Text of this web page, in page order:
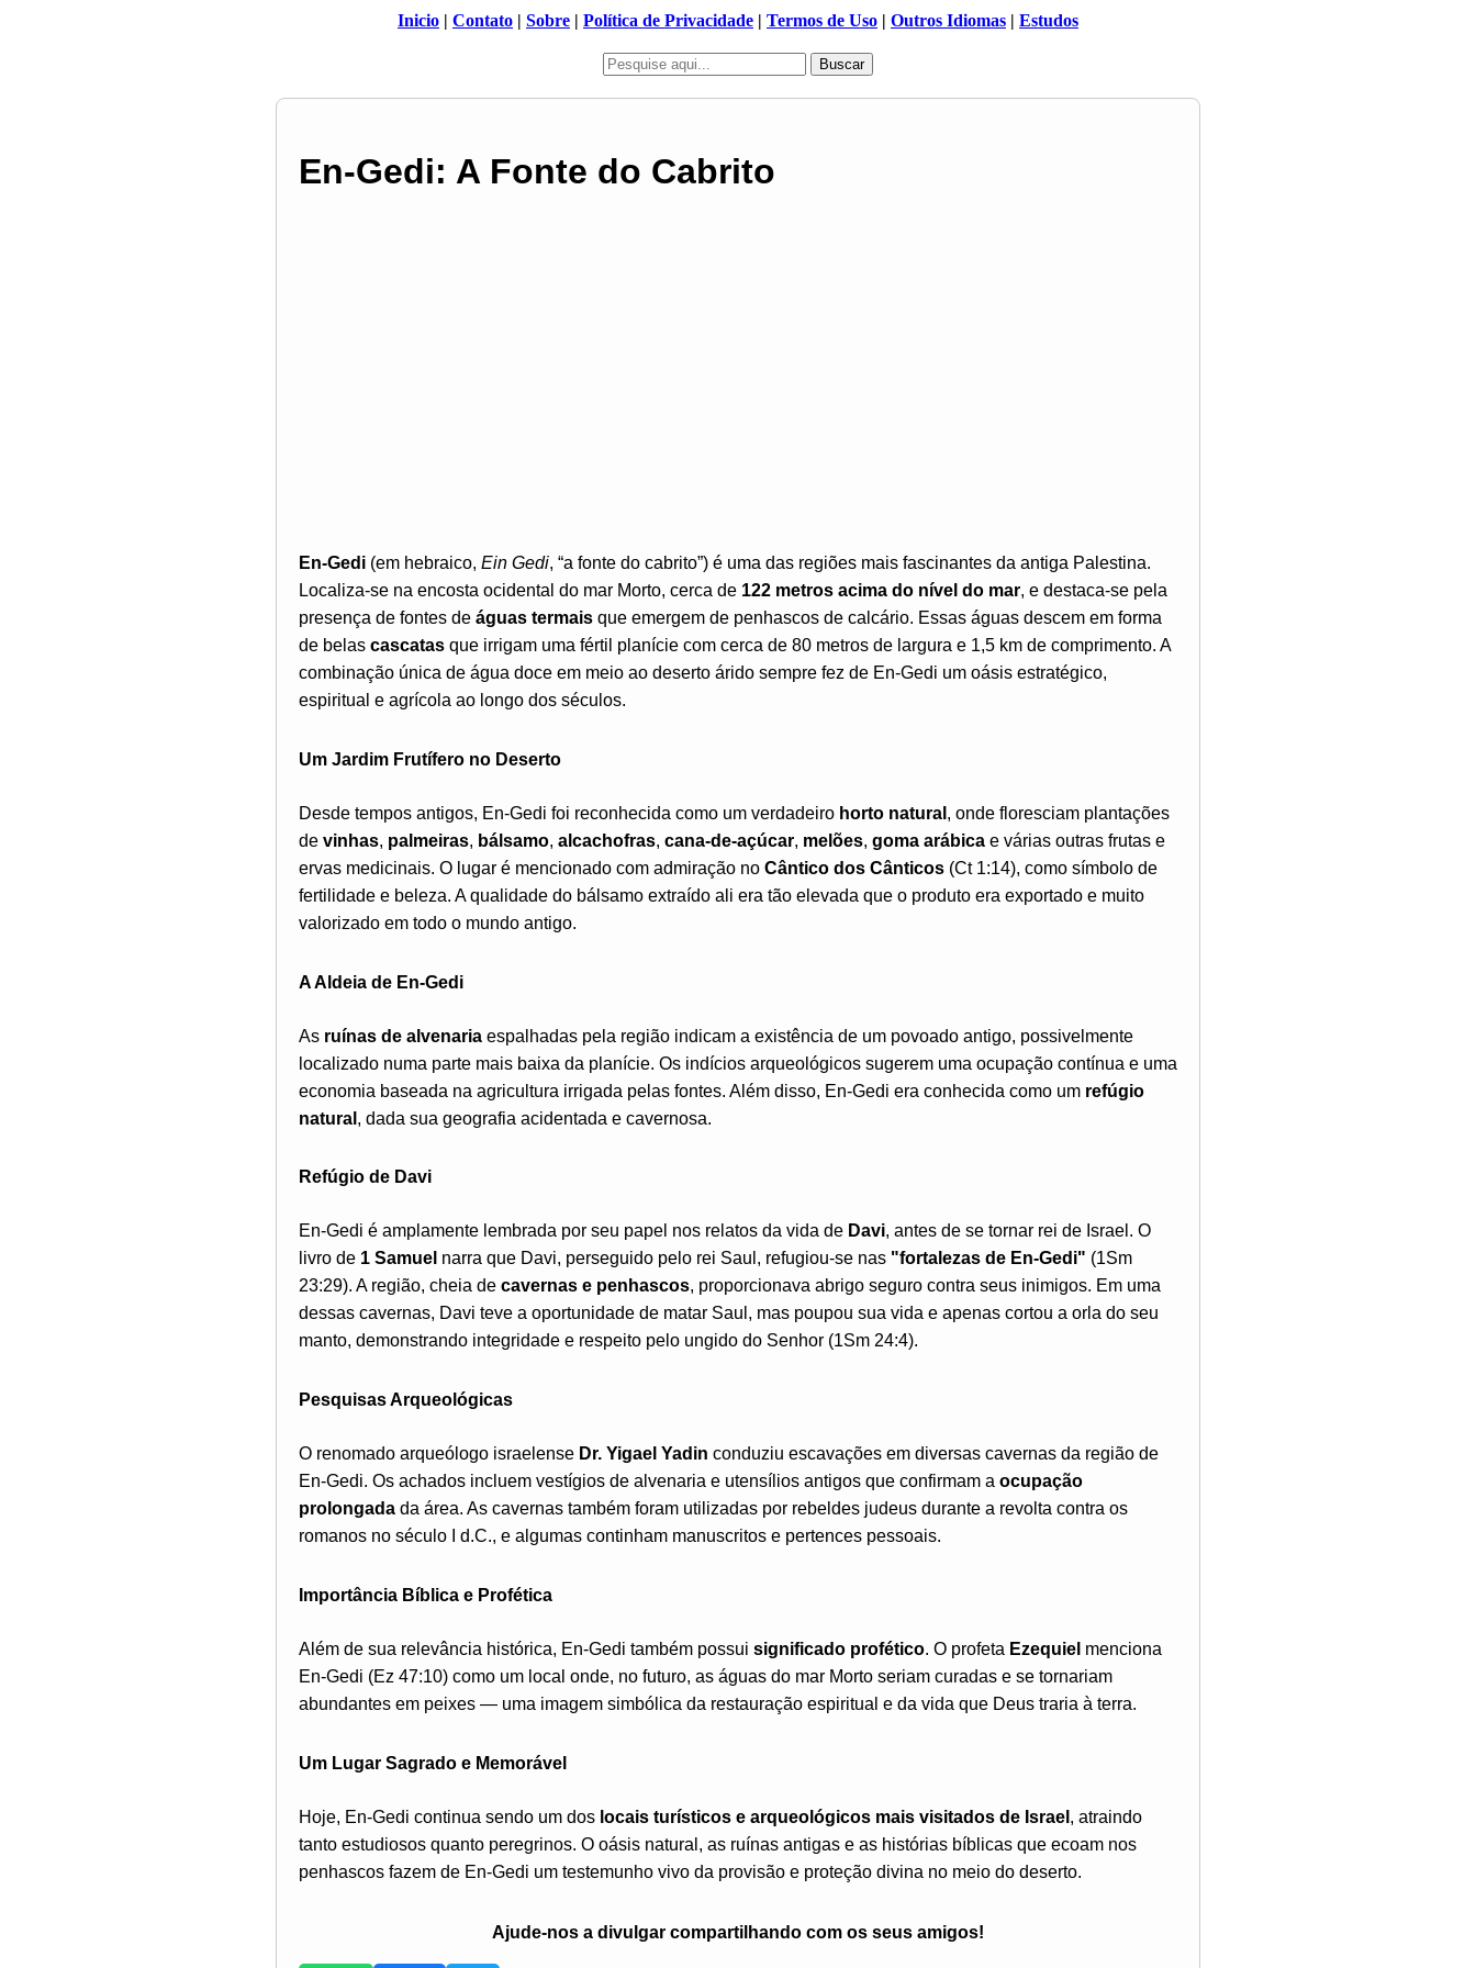
Inicio | Contato | Sobre | Política de Privacidade | Termos de Uso | Outros Idiomas | Estudos
Buscar
En-Gedi: A Fonte do Cabrito
En-Gedi (em hebraico, Ein Gedi, “a fonte do cabrito”) é uma das regiões mais fascinantes da antiga Palestina.
Localiza-se na encosta ocidental do mar Morto, cerca de 122 metros acima do nível do mar, e destaca-se pela
presença de fontes de águas termais que emergem de penhascos de calcário. Essas águas descem em forma
de belas cascatas que irrigam uma fértil planície com cerca de 80 metros de largura e 1,5 km de comprimento. A
combinação única de água doce em meio ao deserto árido sempre fez de En-Gedi um oásis estratégico,
espiritual e agrícola ao longo dos séculos.
Um Jardim Frutífero no Deserto
Desde tempos antigos, En-Gedi foi reconhecida como um verdadeiro horto natural , onde floresciam plantações
de vinhas, palmeiras, bálsamo, alcachofras, cana-de-açúcar, melões, goma arábica e várias outras frutas e
ervas medicinais. O lugar é mencionado com admiração no Cântico dos Cânticos (Ct 1:14), como símbolo de
fertilidade e beleza. A qualidade do bálsamo extraído ali era tão elevada que o produto era exportado e muito
valorizado em todo o mundo antigo.
A Aldeia de En-Gedi
As ruínas de alvenaria espalhadas pela região indicam a existência de um povoado antigo, possivelmente
localizado numa parte mais baixa da planície. Os indícios arqueológicos sugerem uma ocupação contínua e uma
economia baseada na agricultura irrigada pelas fontes. Além disso, En-Gedi era conhecida como um refúgio
natural , dada sua geografia acidentada e cavernosa.
Refúgio de Davi
En-Gedi é amplamente lembrada por seu papel nos relatos da vida de Davi, antes de se tornar rei de Israel. O
livro de 1 Samuel narra que Davi, perseguido pelo rei Saul, refugiou-se nas "fortalezas de En-Gedi" (1Sm
23:29). A região, cheia de cavernas e penhascos, proporcionava abrigo seguro contra seus inimigos. Em uma
dessas cavernas, Davi teve a oportunidade de matar Saul, mas poupou sua vida e apenas cortou a orla do seu
manto, demonstrando integridade e respeito pelo ungido do Senhor (1Sm 24:4).
Pesquisas Arqueológicas
O renomado arqueólogo israelense Dr. Yigael Yadin conduziu escavações em diversas cavernas da região de
En-Gedi. Os achados incluem vestígios de alvenaria e utensílios antigos que confirmam a ocupação
prolongada da área. As cavernas também foram utilizadas por rebeldes judeus durante a revolta contra os
romanos no século I d.C., e algumas continham manuscritos e pertences pessoais.
Importância Bíblica e Profética
Além de sua relevância histórica, En-Gedi também possui significado profético. O profeta Ezequiel menciona
En-Gedi (Ez 47:10) como um local onde, no futuro, as águas do mar Morto seriam curadas e se tornariam
abundantes em peixes — uma imagem simbólica da restauração espiritual e da vida que Deus traria à terra.
Um Lugar Sagrado e Memorável
Hoje, En-Gedi continua sendo um dos locais turísticos e arqueológicos mais visitados de Israel , atraindo
tanto estudiosos quanto peregrinos. O oásis natural, as ruínas antigas e as histórias bíblicas que ecoam nos
penhascos fazem de En-Gedi um testemunho vivo da provisão e proteção divina no meio do deserto.
Ajude-nos a divulgar compartilhando com os seus amigos!